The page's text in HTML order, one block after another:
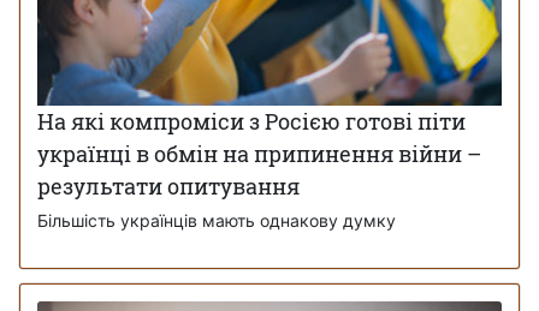
На які компроміси з Росією готові піти
українці в обмін на припинення війни –
результати опитування
Більшість українців мають однакову думку